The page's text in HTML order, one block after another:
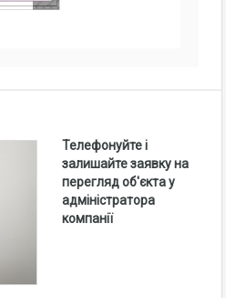
Телефонуйте і
залишайте заявку на
перегляд об'єкта у
адміністратора
компанії